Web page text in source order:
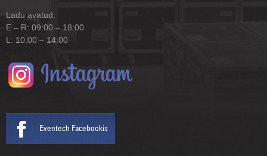
Ladu avatud:
E – R: 09:00 – 18:00
L: 10:00 – 14:00
Eventech Facebookis